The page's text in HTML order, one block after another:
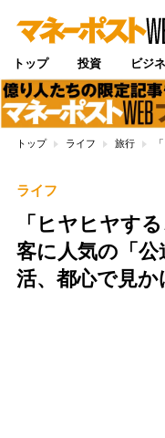
トップ 投資 ビジ
トップ ライフ 旅行
ライフ
「ヒヤヒヤす
客に人気の「
活、都心で見